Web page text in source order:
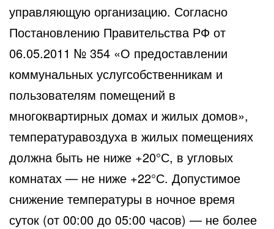
управляющую организацию. Согласно
Постановлению Правительства РФ от
06.05.2011 № 354 «О предоставлении
коммунальных услугсобственникам и
пользователям помещений в
многоквартирных домах и жилых домов»,
температуравоздуха в жилых помещениях
должна быть не ниже +20°С, в угловых
комнатах — не ниже +22°С. Допустимое
снижение температуры в ночное время
суток (от 00:00 до 05:00 часов) — не более